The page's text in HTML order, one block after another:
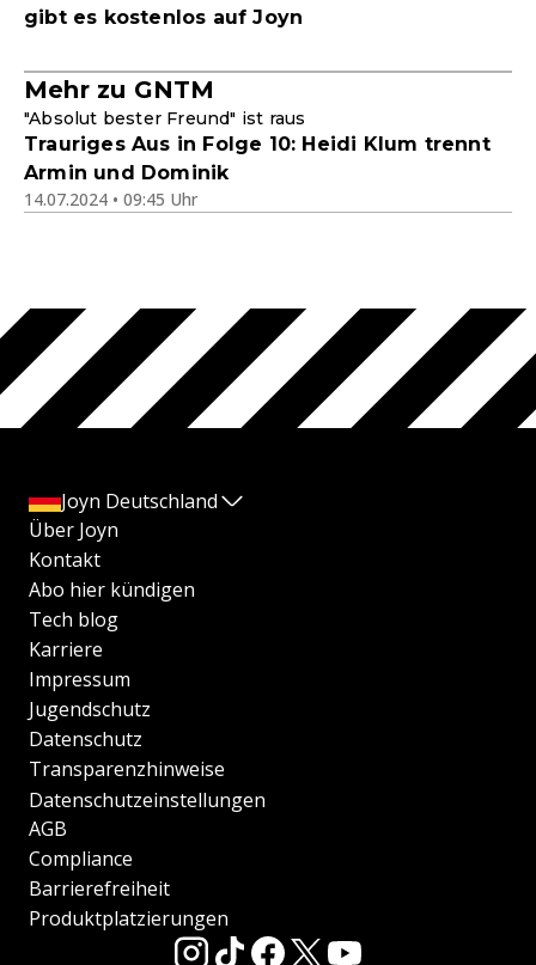
gibt es kostenlos auf Joyn
Mehr zu GNTM
"Absolut bester Freund" ist raus
Trauriges Aus in Folge 10: Heidi Klum trennt
Armin und Dominik
14.07.2024 • 09:45 Uhr
Joyn Deutschland
Über Joyn
Kontakt
Abo hier kündigen
Tech blog
Karriere
Impressum
Jugendschutz
Datenschutz
Transparenzhinweise
Datenschutzeinstellungen
AGB
Compliance
Barrierefreiheit
Produktplatzierungen